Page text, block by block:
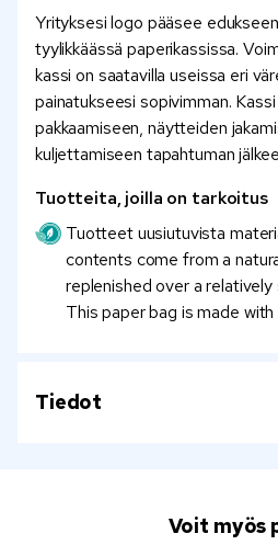
Yrityksesi logo pääsee
tyylikkäässä paperikassissa.
kassi on saatavilla useissa eri
painatukseesi sopivimman.
pakkaamiseen, näytteiden
kuljettamiseen tapahtuman
Tuotteita, joilla on tarkoitus
Tuotteet uusiutuvista
contents come from a
replenished over a
This paper bag is made
Tiedot
Voit myös